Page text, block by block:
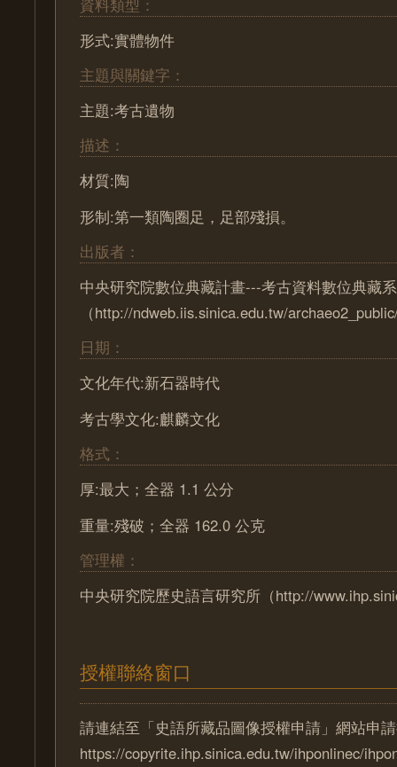
資料類型：
形式:實體物件
主題與關鍵字：
主題:考古遺物
描述：
材質:陶
形制:第一類陶圈足，足部殘損。
出版者：
中央研究院數位典藏計畫---考古資料數位典藏
（http://ndweb.iis.sinica.edu.tw/
日期：
文化年代:新石器時代
考古學文化:麒麟文化
格式：
厚:最大；全器 1.1 公分
重量:殘破；全器 162.0 公克
管理權：
中央研究院歷史語言研究所（http://
授權聯絡窗口
請連結至「史語所藏品圖像授權申請」網站申
https://copyrite.ihp.sinica.edu.tw/ihponlinec/